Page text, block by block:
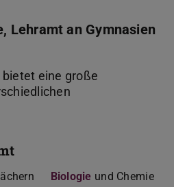
Lehramt an Gymnasien
eine große
Biologie und Chemie